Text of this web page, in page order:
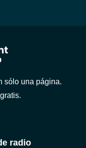
sólo una página.
radio